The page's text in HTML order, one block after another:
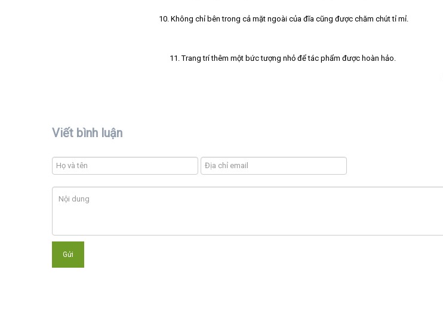
10. Không chỉ bên trong cả mặt ngoài của đĩa cũng được chăm chút tỉ mỉ.
11. Trang trí thêm một bức tượng nhỏ để tác phẩm được hoàn hảo.
Viết bình luận